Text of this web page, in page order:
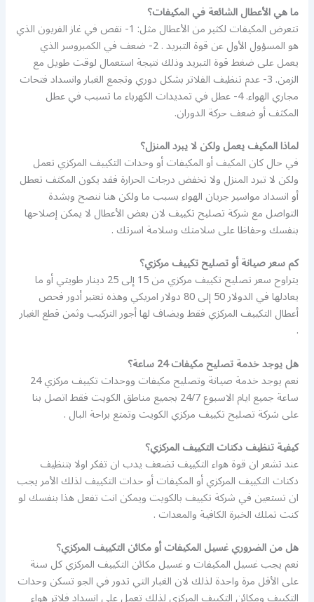
ما هي الأعطال الشائعة في المكيفات؟
تتعرض المكيفات لكثير من الأعطال مثل: 1- نقص في غاز الفريون الذي
هو المسؤول الأول عن قوة التبريد . 2- ضعف في الكمبروسر الذي
يعمل على ضغط قوة التبريد وذلك نتيجة استعمال لوقت طويل مع
الزمن. 3- عدم تنظيف الفلاتر بشكل دوري وتجمع الغبار وانسداد فتحات
مجاري الهواء. 4- عطل في تمديدات الكهرباء ما تسبب في عطل
المكثف أو ضعف حركة الدوران.
لماذا المكيف يعمل ولكن لا يبرد المنزل؟
في حال كان المكيف أو المكيفات أو وحدات التكييف المركزي تعمل
ولكن لا تبرد المنزل ولا تخفض درجات الحرارة فقد يكون المكثف تعطل
أو انسداد مواسير جريان الهواء بسبب ما ولكن هنا ننصح وبشدة
التواصل مع شركة تصليح تكييف لان بعض الأعطال لا يمكن إصلاحها
بنفسك وحفاظا على سلامتك وسلامة اسرتك .
كم سعر صيانة أو تصليح تكييف مركزي؟
يتراوح سعر تصليح تكييف مركزي من 15 إلى 25 دينار طويتي أو ما
يعادلها في الدولار 50 إلى 80 دولار امريكي وهذه تعتبر أدور فحص
أعطال التكييف المركزي فقط ويضاف لها أجور التركيب وثمن قطع الغيار
.
هل يوجد خدمة تصليح مكيفات 24 ساعة؟
نعم يوجد خدمة صيانة وتصليح مكيفات ووحدات تكييف مركزي 24
ساعة جميع ايام الاسبوع 24/7 بجميع مناطق الكويت فقط اتصل بنا
على شركة تصليح تكييف مركزي الكويت وتمتع براحة البال .
كيفية تنظيف دكتات التكييف المركزي؟
عند تشعر ان قوة هواء التكييف تضعف يدب ان تفكر اولا بتنظيف
دكتات التكييف المركزي أو المكيفات أو حدات التكييف لذلك الأمر يجب
ان تستعين في شركة تكييف بالكويت ويمكن انت تفعل هذا بنفسك لو
كنت تملك الخبرة الكافية والمعدات .
هل من الضروري غسيل المكيفات أو مكائن التكييف المركزي؟
نعم يجب غسيل المكيفات و غسيل مكائن التكييف المركزي كل سنة
على الأقل مرة واحدة لذلك لان الغبار التي تدور في الجو تسكن وحدات